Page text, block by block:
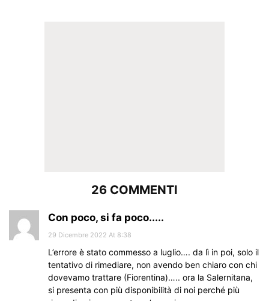
26 COMMENTI
Con poco, si fa poco.....
29 Dicembre 2022 At 8:38
L’errore è stato commesso a luglio…. da lì in poi, solo il
tentativo di rimediare, non avendo ben chiaro con chi
dovevamo trattare (Fiorentina)….. ora la Salernitana,
si presenta con più disponibilità di noi perché più